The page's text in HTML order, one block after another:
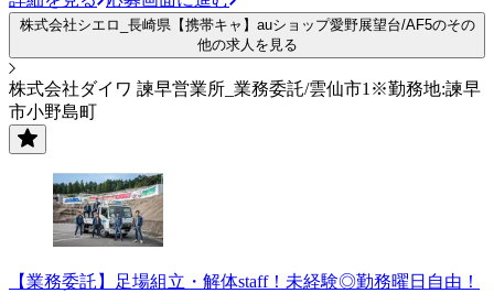
株式会社シエロ_長崎県【携帯キャ】auショップ愛野展望台/AF5のその
他の求人を見る
株式会社ダイワ 諫早営業所_業務委託/雲仙市1※勤務地:諫早
市小野島町
【業務委託】足場組立・解体staff！未経験◎勤務曜日自由！